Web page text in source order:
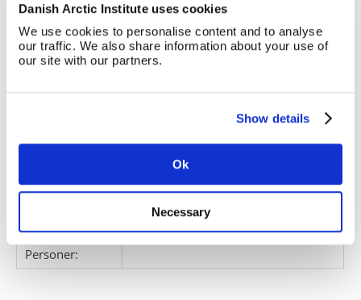
Danish Arctic Institute uses cookies
We use cookies to personalise content and to analyse
our traffic. We also share information about your use of
our site with our partners.
Show details
Ok
Necessary
Se også foto (acc.nr. 2020-045) og
kort (K0200)
Giver:
Gry Dose Jarmer
Relaterede
Emneord:
Personer: